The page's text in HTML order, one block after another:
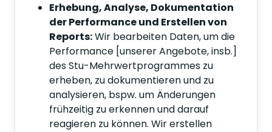
Erhebung, Analyse, Dokumentation
der Performance und Erstellen von
Reports:Wir bearbeiten Daten, um die
Performance [unserer Angebote, insb.]
des Stu-Mehrwertprogrammes zu
erheben, zu dokumentieren und zu
analysieren, bspw. um Änderungen
frühzeitig zu erkennen und darauf
reagieren zu können. Wir erstellen